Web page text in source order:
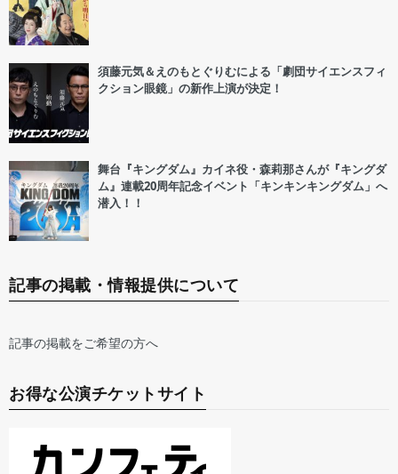
須藤元気＆えのもとぐりむによる「劇団サイエンスフィ
クション眼鏡」の新作上演が決定！
舞台『キングダム』カイネ役・森莉那さんが『キングダ
ム』連載20周年記念イベント「キンキンキングダム」へ
潜入！！
記事の掲載・情報提供について
記事の掲載をご希望の方へ
お得な公演チケットサイト